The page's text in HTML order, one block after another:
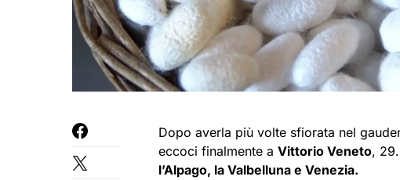
Dopo averla più volte sfiorata nel
eccoci finalmente a Vittorio Veneto,
l’Alpago, la Valbelluna e Venezia.